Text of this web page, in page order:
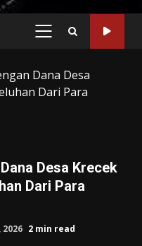
PRIMARY
Dana Desa
Dari Para
Desa Krecek
Dari Para
2026 2 min read